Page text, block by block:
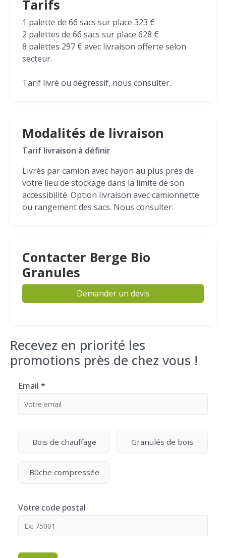
Tarifs
1 palette de 66 sacs sur place 323 €
2 palettes de 66 sacs sur place 628 €
8 palettes 297 € avec livraison offerte selon
secteur.
Tarif livré ou dégressif, nous consulter.
Modalités de livraison
Tarif livraison à définir
Livrés par camion avec hayon au plus près de
votre lieu de stockage dans la limite de son
accessibilité. Option livraison avec camionnette
ou rangement des sacs. Nous consulter.
Contacter Berge Bio
Granules
Demander un devis
Recevez en priorité les
promotions près de chez vous !
Email *
Bois de chauffage Granulés de bois
Bûche compressée
Votre code postal